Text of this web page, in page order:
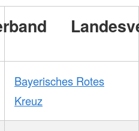
Bayerisches Rotes
Kreuz